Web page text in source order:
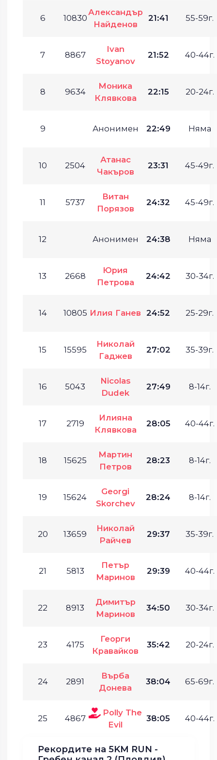
6 10830
Александър
Найденов
21:41 55-59г.
7 8867
Ivan
Stoyanov
21:52 40-44г.
8 9634
Моника
Клявкова
22:15 20-24г.
9 Анонимен 22:49 Няма
10 2504
Атанас
Чакъров
23:31 45-49г.
11 5737
Витан
Порязов
24:32 45-49г.
12 Анонимен 24:38 Няма
13 2668
Юрия
Петрова
24:42 30-34г.
14 10805 Илия Ганев 24:52 25-29г.
15 15595
Николай
Гаджев
27:02 35-39г.
16 5043
Nicolas
Dudek
27:49 8-14г.
17 2719
Илияна
Клявкова
28:05 40-44г.
18 15625
Мартин
Петров
28:23 8-14г.
19 15624
Georgi
Skorchev
28:24 8-14г.
20 13659
Николай
Райчев
29:37 35-39г.
21 5813
Петър
Маринов
29:39 40-44г.
22 8913
Димитър
Маринов
34:50 30-34г.
23 4175
Георги
Кравайков
35:42 20-24г.
24 2891
Върба
Донева
38:04 65-69г.
25 4867
Polly The
Evil
38:05 40-44г.
Рекордите на 5KM RUN -